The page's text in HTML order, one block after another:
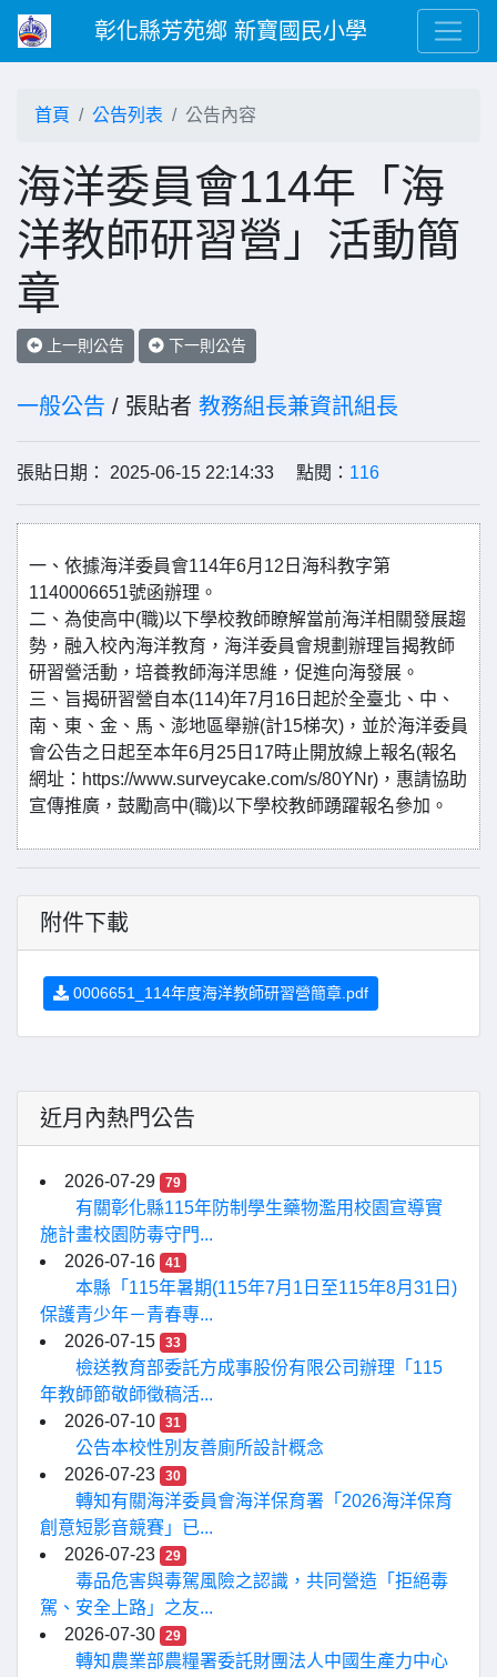
彰化縣芳苑鄉 新寶國民小學
首頁 公告列表 公告內容
海洋委員會114年「海
洋教師研習營」活動簡
章
上一則公告 下一則公告
一般公告 / 張貼者 教務組長兼資訊組長
張貼日期： 2025-06-15 22:14:33 點閱： 116
一、依據海洋委員會114年6月12日海科教字第
1140006651號函辦理。
二、為使高中(職)以下學校教師瞭解當前海洋相關發展趨
勢，融入校內海洋教育，海洋委員會規劃辦理旨揭教師
研習營活動，培養教師海洋思維，促進向海發展。
三、旨揭研習營自本(114)年7月16日起於全臺北、中、
南、東、金、馬、澎地區舉辦(計15梯次)，並於海洋委員
會公告之日起至本年6月25日17時止開放線上報名(報名
網址：https://www.surveycake.com/s/80YNr)，惠請協助
宣傳推廣，鼓勵高中(職)以下學校教師踴躍報名參加。
附件下載
0006651_114年度海洋教師研習營簡章.pdf
近月內熱門公告
2026-07-29 79
有關彰化縣115年防制學生藥物濫用校園宣導實
施計畫校園防毒守門...
2026-07-16
41
本縣「115年暑期(115年7月1日至115年8月31日)
保護青少年－青春專...
2026-07-15
33
檢送教育部委託方成事股份有限公司辦理「115
年教師節敬師徵稿活...
2026-07-10
31
公告本校性別友善廁所設計概念
2026-07-23
30
轉知有關海洋委員會海洋保育署「2026海洋保育
創意短影音競賽」已...
2026-07-23
29
毒品危害與毒駕風險之認識，共同營造「拒絕毒
駕、安全上路」之友...
2026-07-30
29
轉知農業部農糧署委託財團法人中國生產力中心